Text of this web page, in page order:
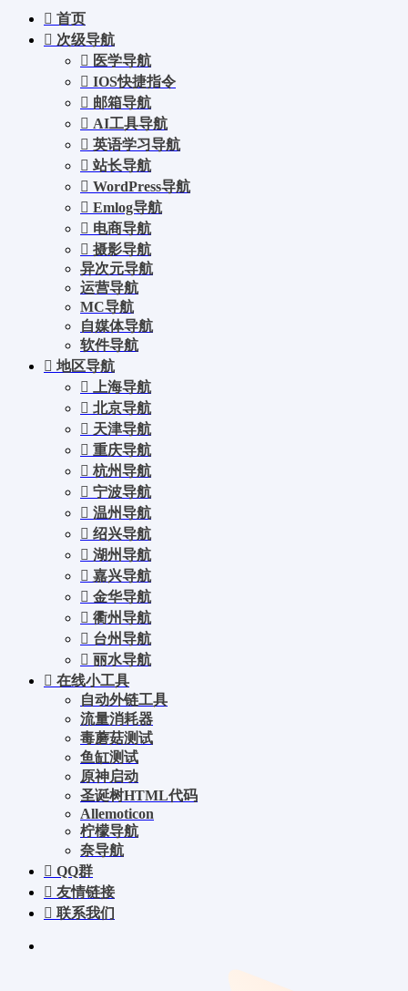
首页
次级导航
医学导航
IOS快捷指令
邮箱导航
AI工具导航
英语学习导航
站长导航
WordPress导航
Emlog导航
电商导航
摄影导航
异次元导航
运营导航
MC导航
自媒体导航
软件导航
地区导航
上海导航
北京导航
天津导航
重庆导航
杭州导航
宁波导航
温州导航
绍兴导航
湖州导航
嘉兴导航
金华导航
衢州导航
台州导航
丽水导航
在线小工具
自动外链工具
流量消耗器
毒蘑菇测试
鱼缸测试
原神启动
圣诞树HTML代码
Allemoticon
柠檬导航
奈导航
QQ群
友情链接
联系我们